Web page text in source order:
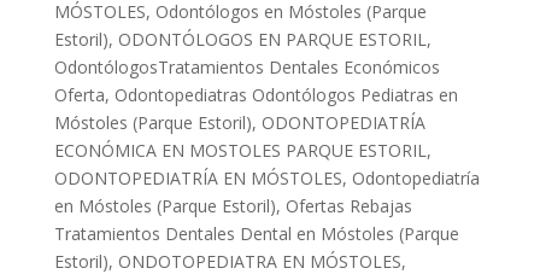
MÓSTOLES, Odontólogos en Móstoles (Parque
Estoril), ODONTÓLOGOS EN PARQUE ESTORIL,
OdontólogosTratamientos Dentales Económicos
Oferta, Odontopediatras Odontólogos Pediatras en
Móstoles (Parque Estoril), ODONTOPEDIATRÍA
ECONÓMICA EN MOSTOLES PARQUE ESTORIL,
ODONTOPEDIATRÍA EN MÓSTOLES, Odontopediatría
en Móstoles (Parque Estoril), Ofertas Rebajas
Tratamientos Dentales Dental en Móstoles (Parque
Estoril), ONDOTOPEDIATRA EN MÓSTOLES,